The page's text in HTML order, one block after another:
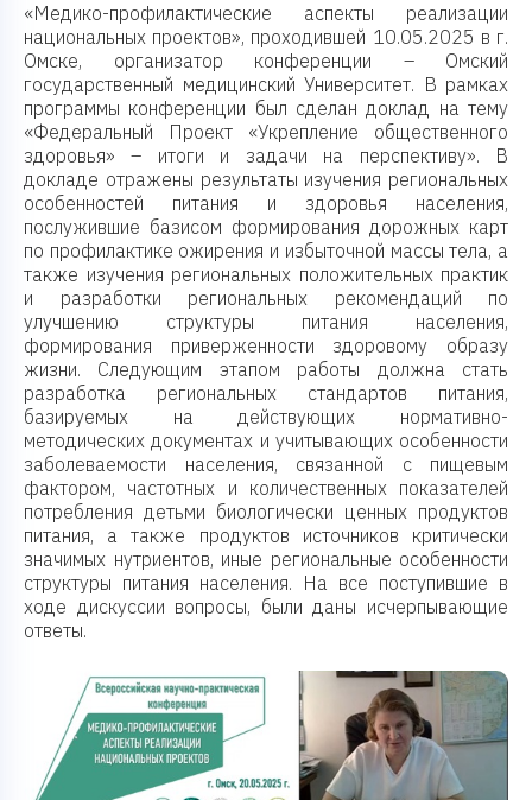
«Медико-профилактические аспекты реализации
национальных проектов», проходившей 10.05.2025 в г.
Омске, организатор конференции – Омский
государственный медицинский Университет. В рамках
программы конференции был сделан доклад на тему
«Федеральный Проект «Укрепление общественного
здоровья» – итоги и задачи на перспективу». В
докладе отражены результаты изучения региональных
особенностей питания и здоровья населения,
послужившие базисом формирования дорожных карт
по профилактике ожирения и избыточной массы тела, а
также изучения региональных положительных практик
и разработки региональных рекомендаций по
улучшению структуры питания населения,
формирования приверженности здоровому образу
жизни. Следующим этапом работы должна стать
разработка региональных стандартов питания,
базируемых на действующих нормативно-
методических документах и учитывающих особенности
заболеваемости населения, связанной с пищевым
фактором, частотных и количественных показателей
потребления детьми биологически ценных продуктов
питания, а также продуктов источников критически
значимых нутриентов, иные региональные особенности
структуры питания населения. На все поступившие в
ходе дискуссии вопросы, были даны исчерпывающие
ответы.